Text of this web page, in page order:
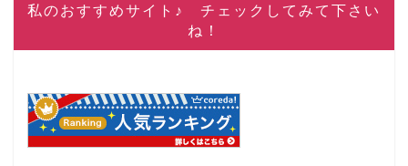
私のおすすめサイト♪ チェックしてみて下さい
ね！